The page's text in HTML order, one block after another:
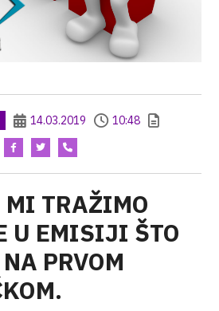
14.03.2019 10:48
TRAŽIMO
U EMISIJI ŠTO
PRVOM